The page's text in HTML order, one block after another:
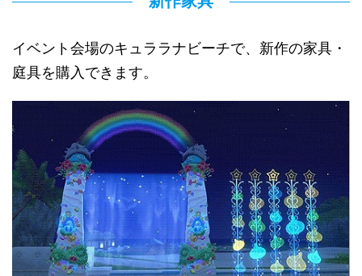
イベント会場のキュララナビーチで、新作の家具・
庭具を購入できます。